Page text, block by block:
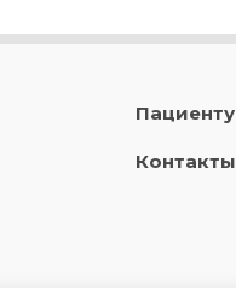
Пациенту
Контакты